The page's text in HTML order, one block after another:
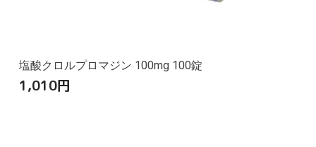
塩酸クロルプロマジン 100mg 100錠
1,010円